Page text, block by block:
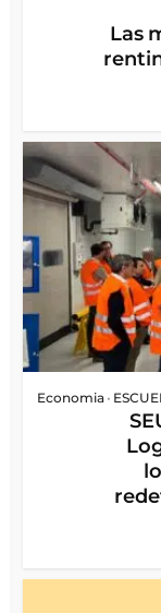
Las
Economia •